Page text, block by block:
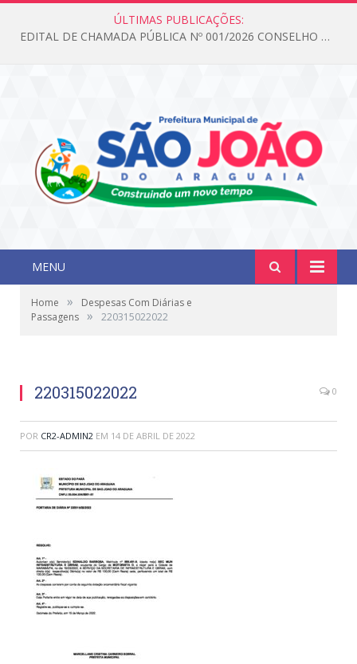
ÚLTIMAS PUBLICAÇÕES:
EDITAL DE CHAMADA PÚBLICA Nº 001/2026 CONSELHO DOS DIREITOS DA CRIANÇA E DO ADOLESCENTE
MENU
Home »
Despesas Com Diárias e
Passagens » 220315022022
220315022022 0
POR CR2-ADMIN2 EM 14 DE ABRIL DE 2022